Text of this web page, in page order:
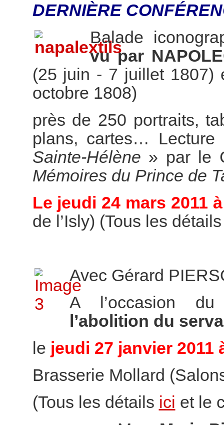
DERNIÈRE
Balade
vu par
(25 juin - 7 juillet
octobre 1808)
près de 250 portraits,
plans, cartes…
Sainte-Hélène » par le
Mémoires du Prince de
Le jeudi 24 mars 2011
de l’Isly) (Tous les
Avec Gérard
A l’occasion
l’abolition du
le jeudi 27 janvier 2011
Brasserie Mollard
(Tous les détails ici et le